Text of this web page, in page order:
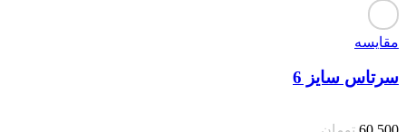
مقایسه
سرتاس سایز 6